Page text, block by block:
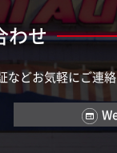
わせ
などお気軽にご連